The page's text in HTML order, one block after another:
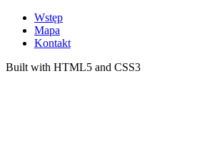
Wstęp
Mapa
Kontakt
Built with HTML5 and CSS3